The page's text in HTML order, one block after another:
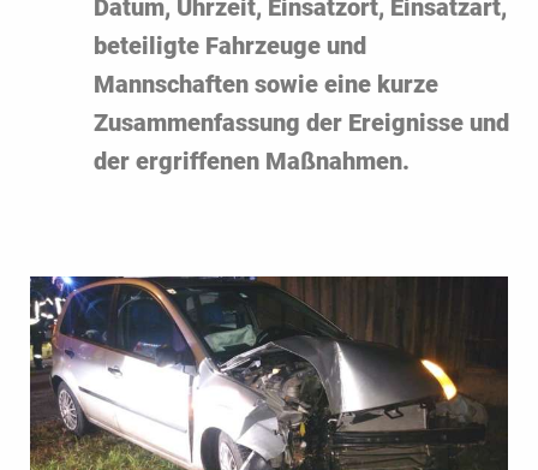
Datum, Uhrzeit, Einsatzort, Einsatzart,
beteiligte Fahrzeuge und
Mannschaften sowie eine kurze
Zusammenfassung der Ereignisse und
der ergriffenen Maßnahmen.